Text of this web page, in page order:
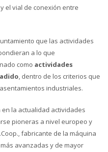
el vial de conexión entre
que las actividades
a lo que
como actividades
, dentro de los criterios que
industriales.
la actualidad actividades
pioneras a nivel europeo y
fabricante de la máquina
avanzadas y de mayor